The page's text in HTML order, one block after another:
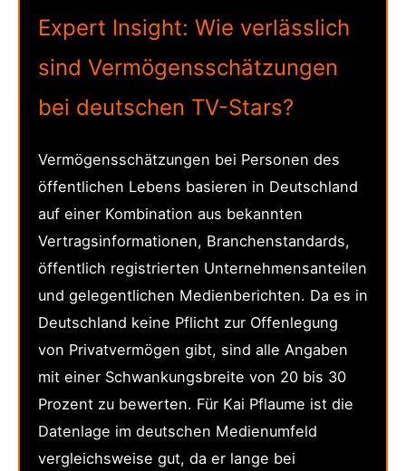
Expert Insight: Wie verlässlich
sind Vermögensschätzungen
bei deutschen TV-Stars?
Vermögensschätzungen bei Personen des
öffentlichen Lebens basieren in Deutschland
auf einer Kombination aus bekannten
Vertragsinformationen, Branchenstandards,
öffentlich registrierten Unternehmensanteilen
und gelegentlichen Medienberichten. Da es in
Deutschland keine Pflicht zur Offenlegung
von Privatvermögen gibt, sind alle Angaben
mit einer Schwankungsbreite von 20 bis 30
Prozent zu bewerten. Für Kai Pflaume ist die
Datenlage im deutschen Medienumfeld
vergleichsweise gut, da er lange bei